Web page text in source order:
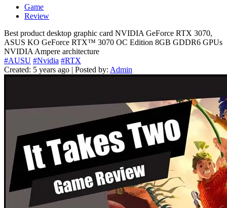
Game
Review
Best product desktop graphic card NVIDIA GeForce RTX 3070,
ASUS KO GeForce RTX™ 3070 OC Edition 8GB GDDR6 GPUs
NVIDIA Ampere architecture
#AUSU #Nvidia #RTX
Created: 5 years ago | Posted by: Admin